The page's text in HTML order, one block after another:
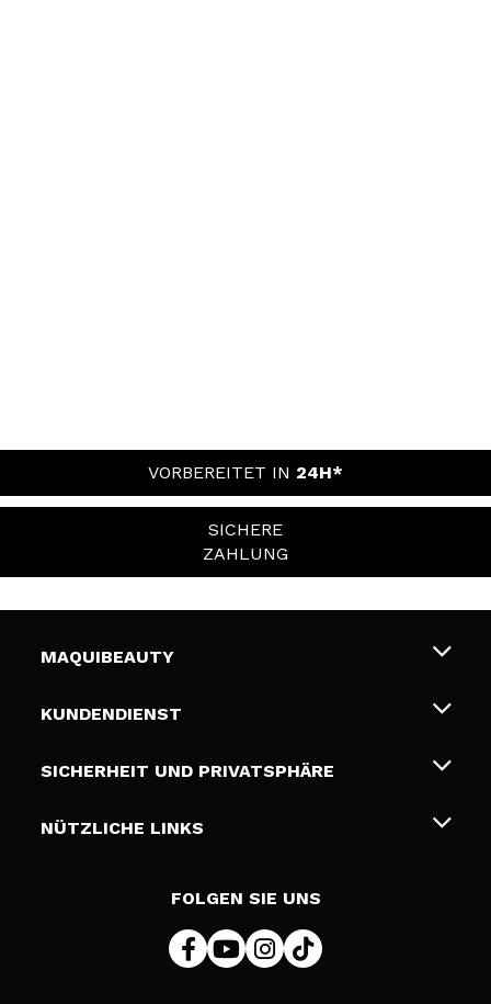
VORBEREITET IN 24H*
SICHERE
ZAHLUNG
MAQUIBEAUTY
Über uns
Geschenkkarten
KUNDENDIENST
Liefer- und Versandkosten
Zahlung
SICHERHEIT UND PRIVATSPHÄRE
Bedingungen und Datenschutz
NÜTZLICHE LINKS
FOLGEN SIE UNS